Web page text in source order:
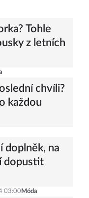
Tohle
z letních
chvíli?
každou
doplněk, na
dopustit
03:00 Móda